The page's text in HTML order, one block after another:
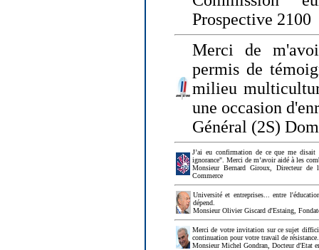
Prospective 2100
Merci de
permis de
milieu
une occasion
Général (2S)
J’ai eu confirmation de ce que me disait
ignorance". Merci de m’avoir aidé à les
Monsieur Bernard Giroux, Directeur de
Commerce
Université et entreprises... entre
dépend.
Monsieur Olivier Giscard d'Estaing,
Merci de votre invitation sur ce sujet
continuation pour votre travail de
Monsieur Michel Gondran, Docteur d'Etat